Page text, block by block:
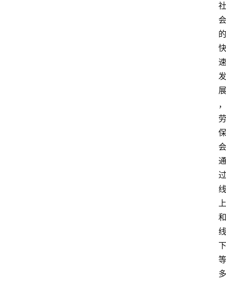
社
会
的
快
速
发
展
，
劳
保
会
通
过
线
上
和
线
下
等
多